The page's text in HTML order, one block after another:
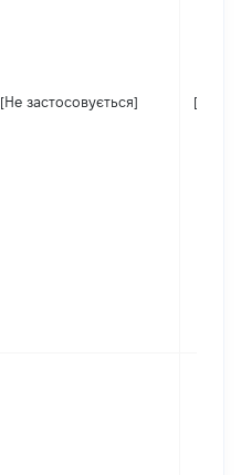
[Не застосовується] [Не